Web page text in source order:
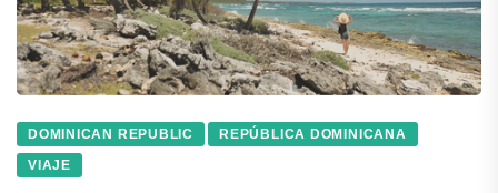
DOMINICAN REPUBLIC
REPÚBLICA DOMINICANA
VIAJE